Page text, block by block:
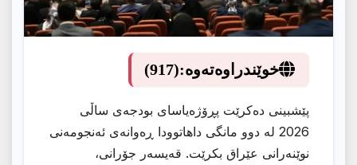
خوێندراوەتەوە:(917)
پێشبینی دەكرێت پڕۆژەیاسای بودجەی ساڵی
2026 لە دوو مانگی داهاتوودا ڕەوانەی ئەنجومەنی
نوێنەرانی عێراق بكرێت. قەیسەر جۆرانی،